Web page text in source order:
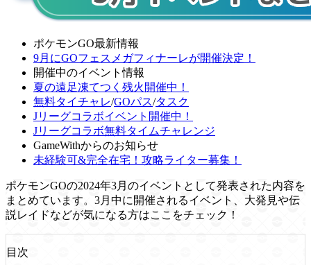
ポケモンGO最新情報
9月にGOフェスメガフィナーレが開催決定！
開催中のイベント情報
夏の遠足凍てつく残火開催中！
無料タイチャレ/GOパス/タスク
Jリーグコラボイベント開催中！
Jリーグコラボ無料タイムチャレンジ
GameWithからのお知らせ
未経験可&完全在宅！攻略ライター募集！
ポケモンGOの2024年3月のイベントとして発表された内容を
まとめています。3月中に開催されるイベント、大発見や伝
説レイドなどが気になる方はここをチェック！
目次